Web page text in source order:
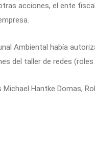
acciones, el ente
Ambiental había
del taller de redes (roles
Hantke Domas,